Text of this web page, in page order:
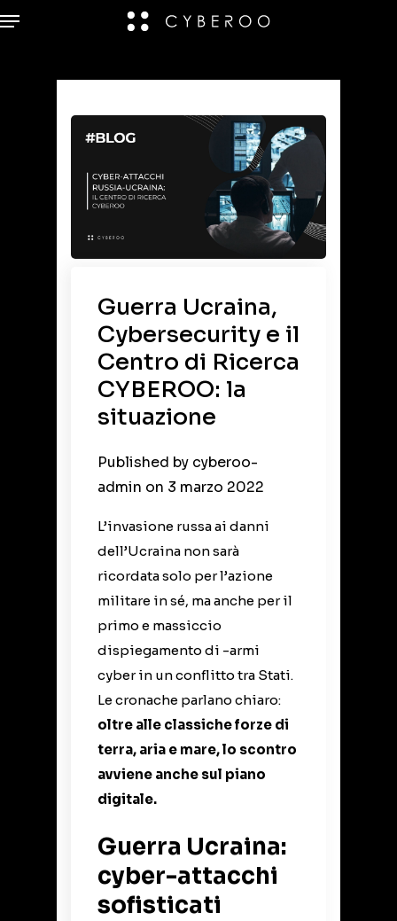
Guerra Ucraina,
Cybersecurity e il
Centro di Ricerca
CYBEROO: la
situazione
Published by cyberoo-
admin on 3 marzo 2022
L’invasione russa ai danni
dell’Ucraina non sarà
ricordata solo per l’azione
militare in sé, ma anche per il
primo e massiccio
dispiegamento di -armi
cyber in un conflitto tra Stati.
Le cronache parlano chiaro:
oltre alle classiche forze di
terra, aria e mare, lo scontro
avviene anche sul piano
digitale.
Guerra Ucraina:
cyber-attacchi
sofisticati